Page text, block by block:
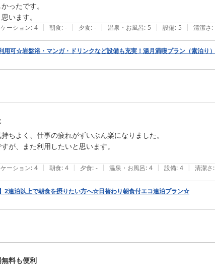
ったです。
います。
ーション: 4 | 朝食: - | 夕食: - | 温泉・お風呂: 5 | 設備: 5 | 清潔さ:
用可☆岩盤浴・マンガ・ドリンクなど設備も充実！湯月満喫プラン（素泊り）
ちよく、仕事の疲れがずいぶん楽になりました。
が、また利用したいと思います。
ーション: 4 | 朝食: 4 | 夕食: - | 温泉・お風呂: 4 | 設備: 4 | 清潔さ:
2連泊以上で朝食を摂りたい方へ☆日替わり朝食付エコ連泊プラン☆
料も便利